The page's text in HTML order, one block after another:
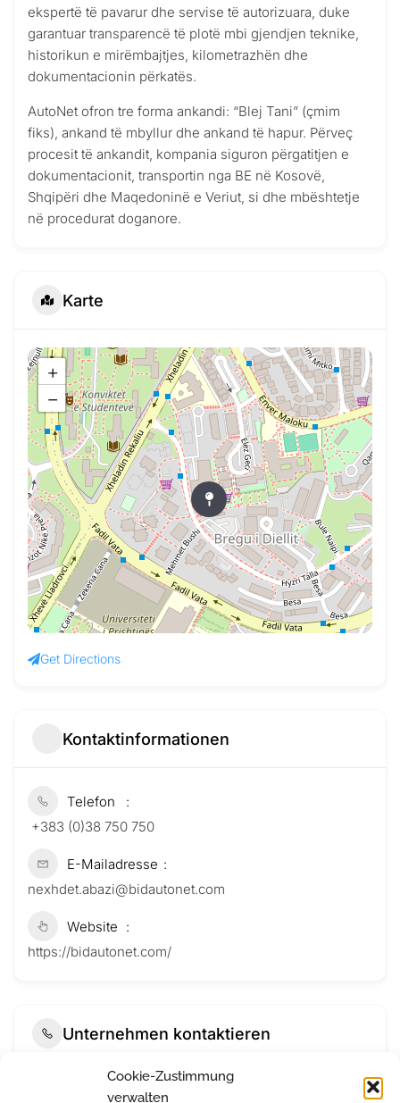
Cookie-Zustimmung
verwalten
ekspertë të pavarur dhe servise të autorizuara, duke
garantuar transparencë të plotë mbi gjendjen teknike,
historikun e mirëmbajtjes, kilometrazhën dhe
dokumentacionin përkatës.
AutoNet ofron tre forma ankandi: “Blej Tani” (çmim
fiks), ankand të mbyllur dhe ankand të hapur. Përveç
procesit të ankandit, kompania siguron përgatitjen e
dokumentacionit, transportin nga BE në Kosovë,
Shqipëri dhe Maqedoninë e Veriut, si dhe mbështetje
në procedurat doganore.
Karte
+
−
Get Directions
Kontaktinformationen
Telefon
+383 (0)38 750 750
E-Mailadresse
nexhdet.abazi@bidautonet.com
Website
https://bidautonet.com/
Unternehmen kontaktieren